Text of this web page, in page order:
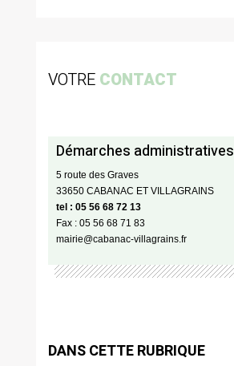
VOTRE CONTACT
Démarches administratives
5 route des Graves
33650 CABANAC ET VILLAGRAINS
tel : 05 56 68 72 13
Fax : 05 56 68 71 83
mairie@cabanac-villagrains.fr
DANS CETTE RUBRIQUE